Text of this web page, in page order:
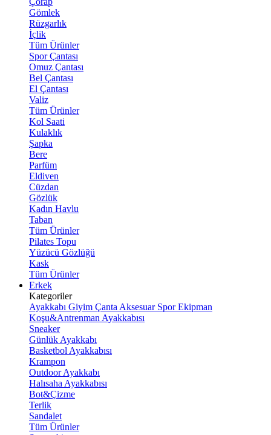
Gömlek
Rüzgarlık
İçlik
Tüm Ürünler
Spor Çantası
Omuz Çantası
Bel Çantası
El Çantası
Valiz
Tüm Ürünler
Kol Saati
Kulaklık
Şapka
Bere
Parfüm
Eldiven
Cüzdan
Gözlük
Kadın Havlu
Taban
Tüm Ürünler
Pilates Topu
Yüzücü Gözlüğü
Kask
Tüm Ürünler
Erkek
Kategoriler
Ayakkabı Giyim Çanta Aksesuar Spor Ekipman
Koşu&Antrenman Ayakkabısı
Sneaker
Günlük Ayakkabı
Basketbol Ayakkabısı
Krampon
Outdoor Ayakkabı
Halısaha Ayakkabısı
Bot&Çizme
Terlik
Sandalet
Tüm Ürünler